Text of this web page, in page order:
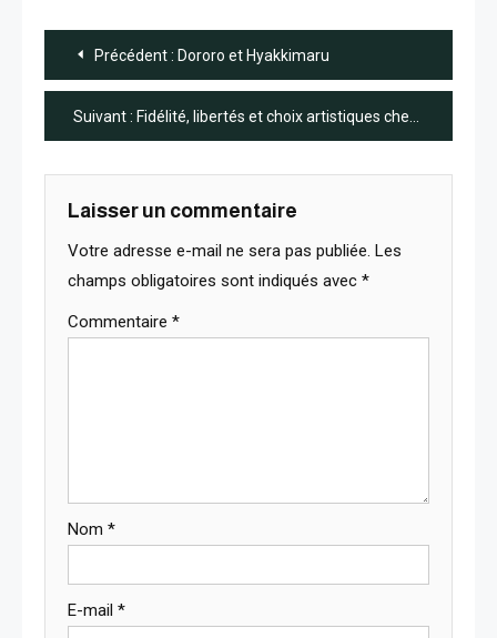
Navigation
de
l’article
Précédent : Dororo et Hyakkimaru
Suivant : Fidélité, libertés et choix artistiques chez Satoshi Shiki
Laisser un commentaire
Votre adresse e-mail ne sera pas publiée. Les
champs obligatoires sont indiqués avec *
Commentaire *
Nom *
E-mail *